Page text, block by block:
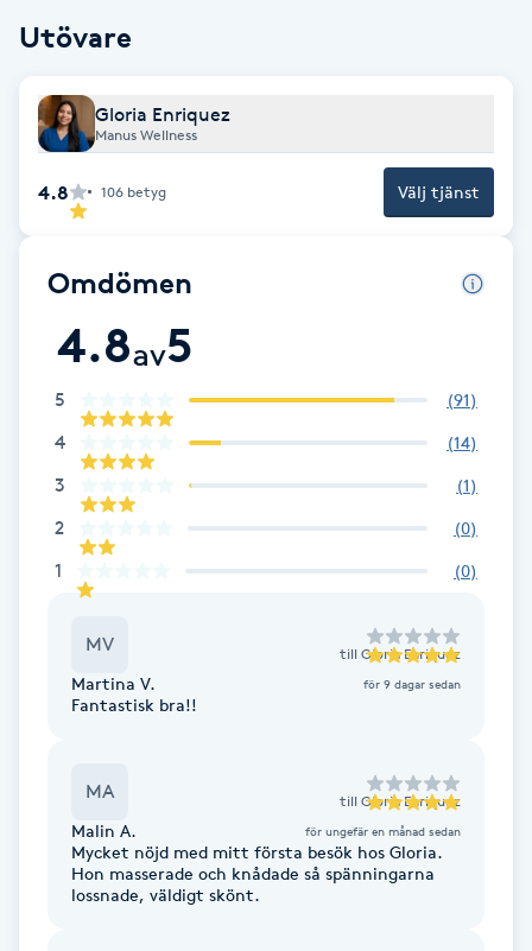
Dermapen
Diamantslipning
Enzympeeling
Extensions
Extensions borttagning
Eyeliner-tatuering
Face framing
Faceliftmassage
Fet hårbotten
Fettreducering
Fotmassage
Utövare
Gloria Enriquez
Manus Wellness
4.8 106 betyg Välj tjänst
Omdömen
4.8av5
5 (91)
4 (14)
3 (1)
2 (0)
1 (0)
MV till Gloria Enriquez
Martina V. för 9 dagar sedan
Fantastisk bra!!
MA till Gloria Enriquez
Malin A. för ungefär en månad sedan
Mycket nöjd med mitt första besök hos Gloria.
Hon masserade och knådade så spänningarna
lossnade, väldigt skönt.